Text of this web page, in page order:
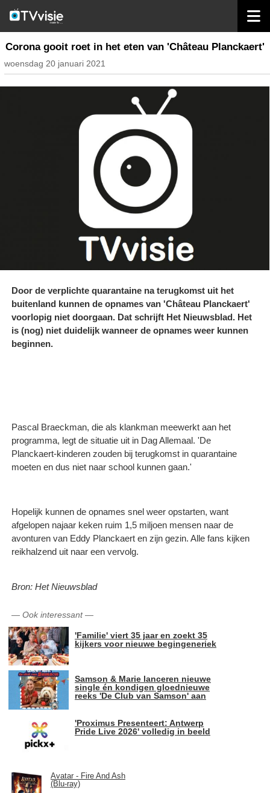
nieuws belgië
Corona gooit roet in het eten van 'Château Planckaert'
woensdag 20 januari 2021
Door de verplichte quarantaine na terugkomst uit het
buitenland kunnen de opnames van 'Château Planckaert'
voorlopig niet doorgaan. Dat schrijft Het Nieuwsblad. Het
is (nog) niet duidelijk wanneer de opnames weer kunnen
beginnen.
Pascal Braeckman, die als klankman meewerkt aan het
programma, legt de situatie uit in Dag Allemaal. 'De
Planckaert-kinderen zouden bij terugkomst in quarantaine
moeten en dus niet naar school kunnen gaan.'
Hopelijk kunnen de opnames snel weer opstarten, want
afgelopen najaar keken ruim 1,5 miljoen mensen naar de
avonturen van Eddy Planckaert en zijn gezin. Alle fans kijken
reikhalzend uit naar een vervolg.
Bron: Het Nieuwsblad
— Ook interessant—
'Familie' viert 35 jaar en zoekt 35
kijkers voor nieuwe begingeneriek
Samson & Marie lanceren nieuwe
single én kondigen gloednieuwe
reeks 'De Club van Samson' aan
'Proximus Presenteert: Antwerp
Pride Live 2026' volledig in beeld
Avatar - Fire And Ash
(Blu-ray)